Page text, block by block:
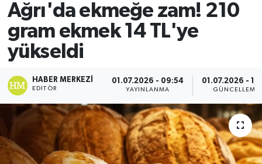
Ağrı'da ekmeğe zam! 210
gram ekmek 14 TL'ye
yükseldi
HABER MERKEZI
EDITÖR
01.07.2026 - 09:54
YAYINLANMA
01.07.2026 -
GÜNCELLEME
Tüm Manşetler
Son Dakika Haberleri
Haber Arşivi